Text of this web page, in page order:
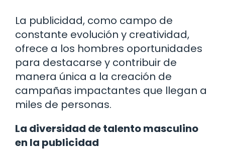
La publicidad, como campo de
constante evolución y creatividad,
ofrece a los hombres oportunidades
para destacarse y contribuir de
manera única a la creación de
campañas impactantes que llegan a
miles de personas.
La diversidad de talento masculino
en la publicidad